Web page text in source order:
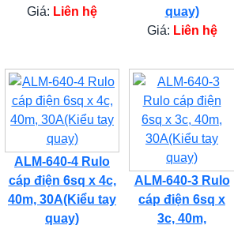
Giá: Liên hệ
quay)
Giá: Liên hệ
ALM-640-4 Rulo
cáp điện 6sq x 4c,
40m, 30A(Kiểu tay
quay)
ALM-640-3 Rulo
cáp điện 6sq x
3c, 40m,